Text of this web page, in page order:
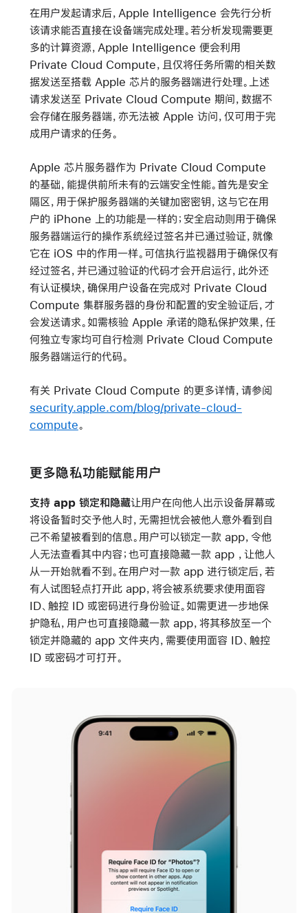
在用户发起请求后，Apple Intelligence 会先行分析
该请求能否直接在设备端完成处理。若分析发现需要更
多的计算资源，Apple Intelligence 便会利用
Private Cloud Compute，且仅将任务所需的相关数
据发送至搭载 Apple 芯片的服务器端进行处理。上述
请求发送至 Private Cloud Compute 期间，数据不
会存储在服务器端，亦无法被 Apple 访问，仅可用于完
成用户请求的任务。
Apple 芯片服务器作为 Private Cloud Compute
的基础，能提供前所未有的云端安全性能。首先是安全
隔区，用于保护服务器端的关键加密密钥，这与它在用
户的 iPhone 上的功能是一样的；安全启动则用于确保
服务器端运行的操作系统经过签名并已通过验证，就像
它在 iOS 中的作用一样。可信执行监视器用于确保仅有
经过签名，并已通过验证的代码才会开启运行，此外还
有认证模块，确保用户设备在完成对 Private Cloud
Compute 集群服务器的身份和配置的安全验证后，才
会发送请求。如需核验 Apple 承诺的隐私保护效果，任
何独立专家均可自行检测 Private Cloud Compute
服务器端运行的代码。
有关 Private Cloud Compute 的更多详情，请参阅
security.apple.com/blog/private-cloud-
compute。
更多隐私功能赋能用户
支持 app 锁定和隐藏让用户在向他人出示设备屏幕或
将设备暂时交予他人时，无需担忧会被他人意外看到自
己不希望被看到的信息。用户可以锁定一款 app，令他
人无法查看其中内容；也可直接隐藏一款 app ，让他人
从一开始就看不到。在用户对一款 app 进行锁定后，若
有人试图轻点打开此 app，将会被系统要求使用面容
ID、触控 ID 或密码进行身份验证。如需更进一步地保
护隐私，用户也可直接隐藏一款 app，将其移放至一个
锁定并隐藏的 app 文件夹内，需要使用面容 ID、触控
ID 或密码才可打开。